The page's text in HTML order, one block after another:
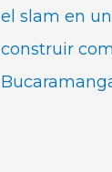
el slam en
construir